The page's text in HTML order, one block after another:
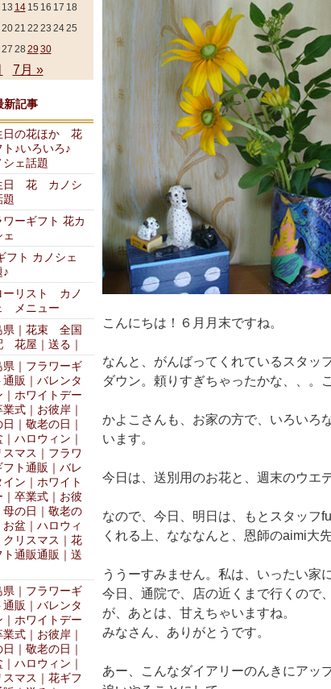
こんにちは！６月月末ですね。
なんと、がんばってくれているスタッ
ダウン。頼りすぎちゃったかな、、。
かよこさんも、お家の方で、いろいろ
います。
今日は、送別用のお花と、週末のウエ
なので、今日、明日は、もとスタッフ
くれる上、なななんと、恩師のaimi大
ううーすみません。私は、いったい家
今日、通院で、店の近くまで行くので
が、あとは、甘えちゃいますね。
みなさん、ありがとうです。
あー、こんなダイアリーのんきにアッ
13 14 15 16 17 18
2021 22 23 2425
27 28 29 30
7月 »
新記事
日の花ほか 花
ト♪いろいろ♪
シェ話題
日 花 カノシ
題
ワーギフト 花カ
ェ
フト カノシェ
♪
ーリスト カノ
メニュー
県｜花束 全国
花屋｜送る｜
県｜フラワーギ
通販｜バレンタ
｜ホワイトデー
業式｜お彼岸｜
｜敬老の日｜
｜ハロウィン｜
スマス｜フラワ
フト通販｜バレ
イン｜ホワイト
｜卒業式｜お彼
母の日｜敬老の
お盆｜ハロウィ
クリスマス｜花
ト通販通販｜送
県｜フラワーギ
通販｜バレンタ
｜ホワイトデー
業式｜お彼岸｜
｜敬老の日｜
｜ハロウィン｜
スマス｜花ギフ